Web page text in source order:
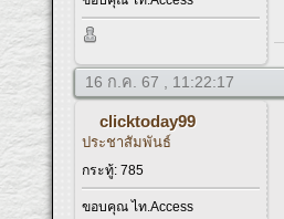
16 ก.ค. 67 , 11:22:17
clicktoday99
ประชาสัมพันธ์
กระทู้: 785
ขอบคุณ ไท.Access